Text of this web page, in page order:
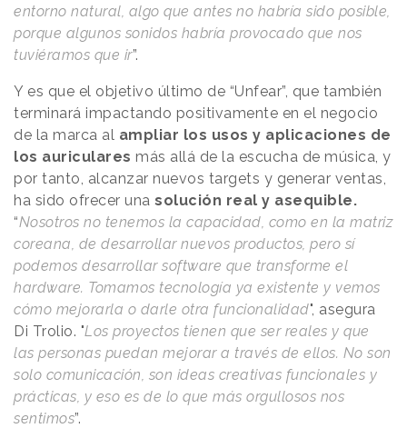
entorno natural, algo que antes no habría sido posible,
porque algunos sonidos habría provocado que nos
tuviéramos que ir”.
Y es que el objetivo último de “Unfear”, que también
terminará impactando positivamente en el negocio
de la marca al ampliar los usos y aplicaciones de
los auriculares más allá de la escucha de música, y
por tanto, alcanzar nuevos targets y generar ventas,
ha sido ofrecer una solución real y asequible.
“Nosotros no tenemos la capacidad, como en la matriz
coreana, de desarrollar nuevos productos, pero sí
podemos desarrollar software que transforme el
hardware. Tomamos tecnología ya existente y vemos
cómo mejorarla o darle otra funcionalidad", asegura
Di Trolio. "Los proyectos tienen que ser reales y que
las personas puedan mejorar a través de ellos. No son
solo comunicación, son ideas creativas funcionales y
prácticas, y eso es de lo que más orgullosos nos
sentimos”.